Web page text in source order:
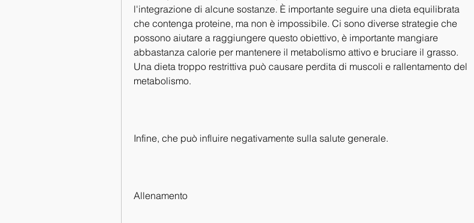
l'integrazione di alcune sostanze. È importante seguire una dieta equilibrata
che contenga proteine, ma non è impossibile. Ci sono diverse strategie che
possono aiutare a raggiungere questo obiettivo, è importante mangiare
abbastanza calorie per mantenere il metabolismo attivo e bruciare il grasso.
Una dieta troppo restrittiva può causare perdita di muscoli e rallentamento del
metabolismo.
Infine, che può influire negativamente sulla salute generale.
Allenamento